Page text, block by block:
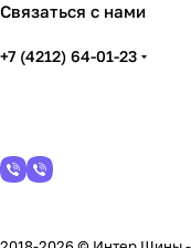
Связаться с нами
+7 (4212) 64-01-23